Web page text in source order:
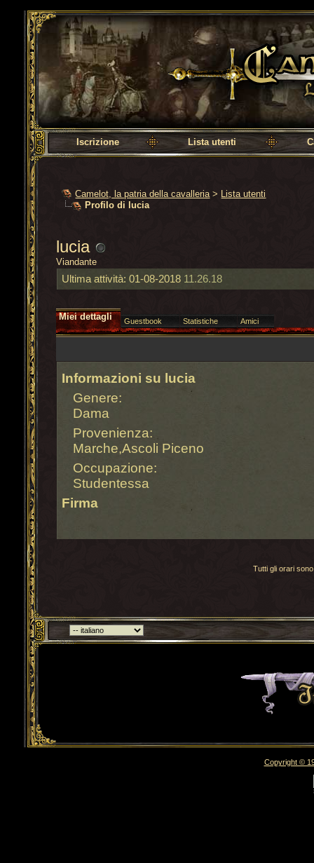
Camelot, la patria della cavalleria
Iscrizione Lista utenti
Camelot, la patria della cavalleria > Lista utenti
Profilo di lucia
lucia
Viandante
Ultima attività: 01-08-2018 11.26.18
Miei dettagli Guestbook Statistiche Amici
Informazioni su lucia
Genere:
Dama
Provenienza:
Marche,Ascoli Piceno
Occupazione:
Studentessa
Firma
Tutti gli orari
Torna indietro
Copyright ©